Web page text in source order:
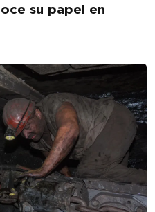
su papel en